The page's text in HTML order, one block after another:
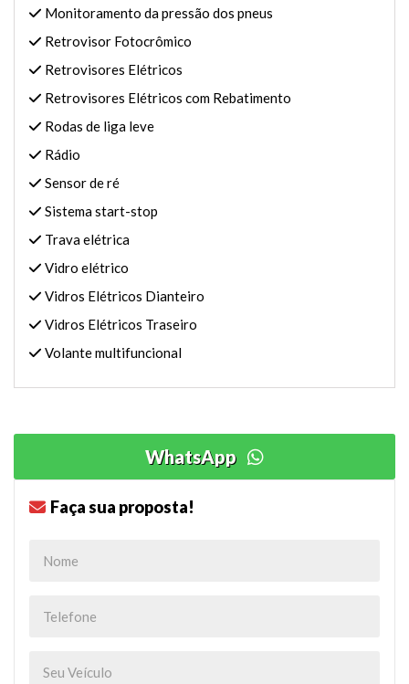
Monitoramento da pressão dos pneus
Retrovisor Fotocrômico
Retrovisores Elétricos
Retrovisores Elétricos com Rebatimento
Rodas de liga leve
Rádio
Sensor de ré
Sistema start-stop
Trava elétrica
Vidro elétrico
Vidros Elétricos Dianteiro
Vidros Elétricos Traseiro
Volante multifuncional
WhatsApp
Faça sua proposta!